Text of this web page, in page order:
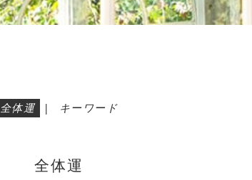
全体運 | キーワード
全体運